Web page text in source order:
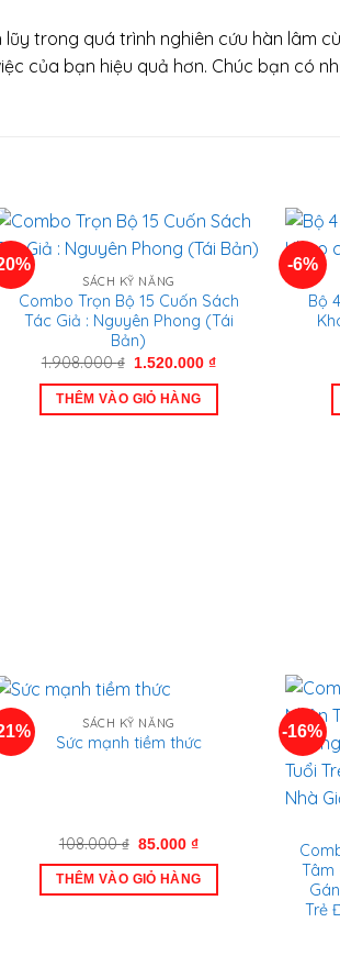
trong quá trình nghiên cứu hàn lâm
của bạn hiệu quả hơn. Chúc bạn có
SÁCH KỸ NĂNG
Combo Trọn Bộ 15 Cuốn Sách
Tác Giả : Nguyên Phong (Tái
Bản)
1.908.000₫ Giá
là:
1.908.000 ₫.
1.520.000₫Giá
tại
THÊM VÀO GIỎ HÀNG
-6%
Bộ
SÁCH KỸ NĂNG
Sức mạnh tiềm thức
108.000₫ Giá
là:
108.000 ₫.
85.000₫Giá
tại
là:
THÊM VÀO GIỎ HÀNG
-16%
Tâm
Trẻ